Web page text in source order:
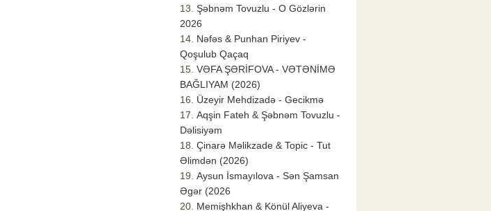
Şəbnəm Tovuzlu - O Gözlərin
2026
Nəfəs & Punhan Piriyev -
Qoşulub Qaçaq
VƏFA ŞƏRİFOVA - VƏTƏNİMƏ
BAĞLIYAM (2026)
Üzeyir Mehdizadə - Gecikmə
Aqşin Fateh & Şəbnəm Tovuzlu -
Dəlisiyəm
Çinarə Məlikzade & Topic - Tut
Əlimdən (2026)
Aysun İsmayılova - Sən Şamsan
Əgər (2026
Memişhkhan & Könül Aliyeva -